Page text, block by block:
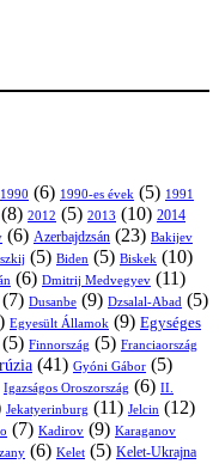
1990 (6) 1990-es évek (5) 1991
(8) 2012 (5) 2013 (10) 2014
(6) Azerbajdzsán (23) Bakijev
(5) Biden (5) Biskek (10)
(6) Dmitrij Medvegyev (11)
(7) Dusanbe (9) Dzsalal-Abad (5)
Egyesült Államok (9) Egységes
(5) Finnország (5) Franciaország
(41) Gyóni Gábor (5)
Igazságos Oroszország (6) II.
Jekatyerinburg (11) Jelcin (12)
(7) Kadirov (9) Karaganov
(6) Kelet (5) Kelet-Ukrajna